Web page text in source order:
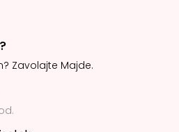
Zavolajte Majde.